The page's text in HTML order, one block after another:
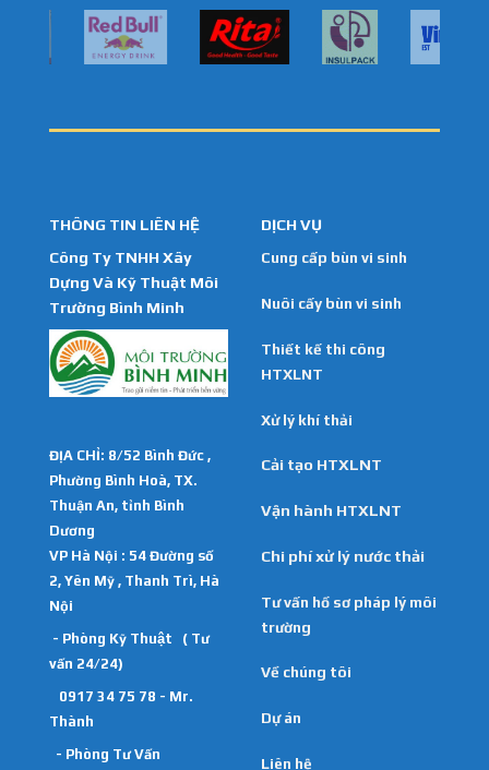
THÔNG TIN LIÊN HỆ
Công Ty TNHH Xây
Dựng Và Kỹ Thuật Môi
Trường Bình Minh
ĐỊA CHỈ: 8/52 Bình Đức ,
Phường Bình Hoà, TX.
Thuận An, tỉnh Bình
Dương
VP Hà Nội : 54 Đường số
2, Yên Mỹ , Thanh Trì, Hà
Nội
- Phòng Kỹ Thuật ( Tư
vấn 24/24)
0917 34 75 78 - Mr.
Thành
- Phòng Tư Vấn
DỊCH VỤ
Cung cấp bùn vi sinh
Nuôi cấy bùn vi sinh
Thiết kế thi công
HTXLNT
Xử lý khí thải
Cải tạo HTXLNT
Vận hành HTXLNT
Chi phí xử lý nước thải
Tư vấn hồ sơ pháp lý môi
trường
Về chúng tôi
Dự án
Liên hệ